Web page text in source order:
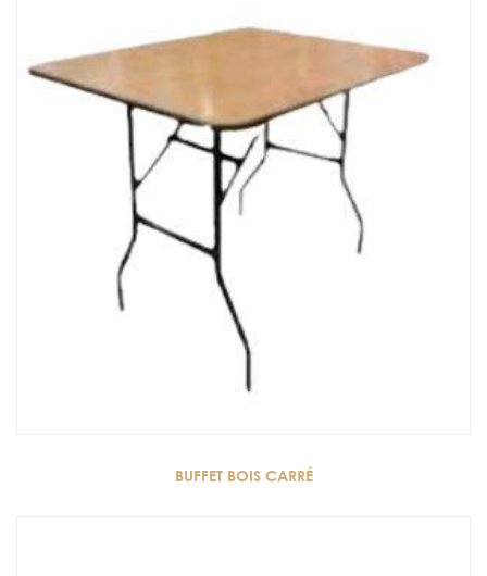
BUFFET BOIS CARRÉ